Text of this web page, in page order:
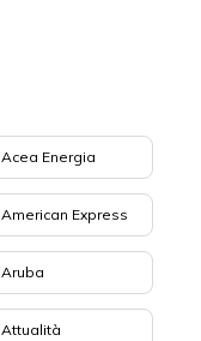
Acea Energia
American Express
Aruba
Attualità